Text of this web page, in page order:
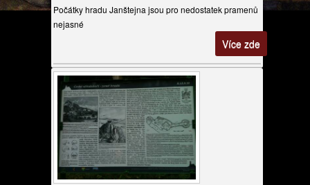
Počátky hradu Janštejna jsou pro nedostatek pramenů
nejasné
Více zde